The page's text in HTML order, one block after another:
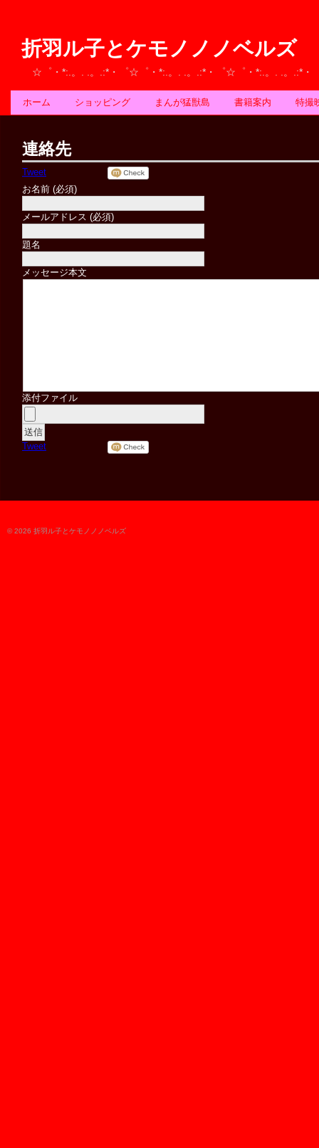
折羽ル子とケモノノノベルズ
☆゜・*:.。. .。.:*・゜☆゜・*:.。. .。.:*・゜☆゜・*:.。. .。.:*・
ホーム ショッピング まんが猛獣島 書籍案内 特撮
連絡先
Tweet
お名前 (必須)
メールアドレス (必須)
題名
メッセージ本文
添付ファイル
Tweet
© 2026 折羽ル子とケモノノノベルズ